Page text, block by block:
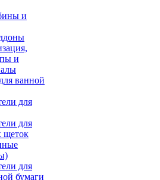
и
и
ванной
для
для
щеток
для
бумаги